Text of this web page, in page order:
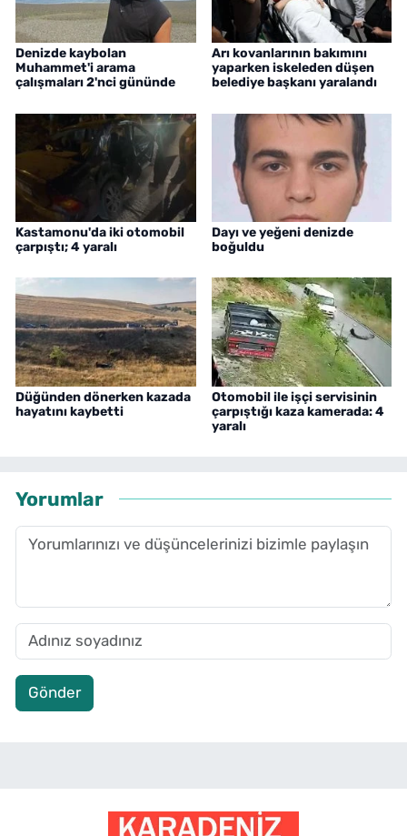
Denizde kaybolan
Muhammet'i arama
çalışmaları 2'nci gününde
Arı kovanlarının bakımını
yaparken iskeleden düşen
belediye başkanı yaralandı
Kastamonu'da iki otomobil
çarpıştı; 4 yaralı
Dayı ve yeğeni denizde
boğuldu
Düğünden dönerken kazada
hayatını kaybetti
Otomobil ile işçi servisinin
çarpıştığı kaza kamerada: 4
yaralı
Yorumlar
Gönder